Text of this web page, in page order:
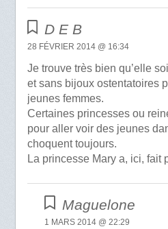
D E B
28 FÉVRIER 2014 @ 16:34
Je trouve très bien qu’elle
et sans bijoux ostentatoires
jeunes femmes.
Certaines princesses ou
pour aller voir des jeunes
choquent toujours.
La princesse Mary a, ici, fait
Maguelone
1 MARS 2014 @ 22:29